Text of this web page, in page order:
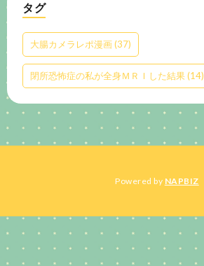
タグ
大腸カメラレポ漫画(37)
閉所恐怖症の私が全身ＭＲＩした結果(14)
Powered by NAPBIZ